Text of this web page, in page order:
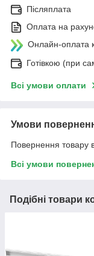
Післяплата
Оплата на
Онлайн-оплата
Готівкою (при
Всі умови оплати
Умови
Повернення товару
Всі умови
Подібні товари